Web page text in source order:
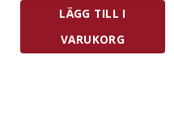
LÄGG TILL I
VARUKORG